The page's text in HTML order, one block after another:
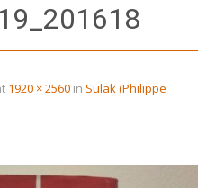
1920 × 2560 in Sulak (Philippe